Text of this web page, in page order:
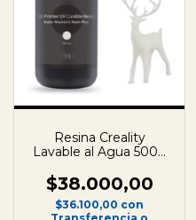
Resina Creality
Lavable al Agua 500g
$38.000,00
$36.100,00 con